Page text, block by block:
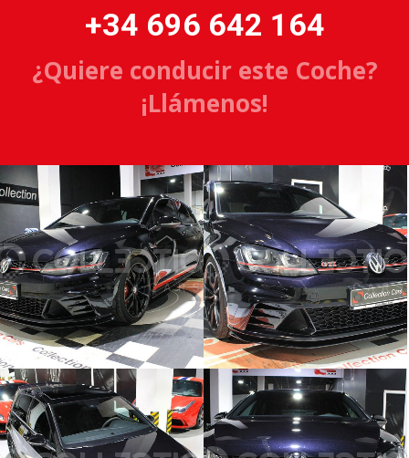
+34 696 642 164
¿Quiere conducir este Coche?
¡Llámenos!